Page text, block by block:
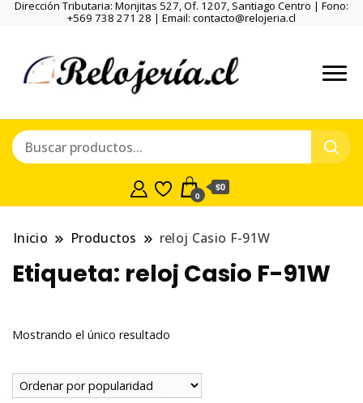
Dirección Tributaria: Monjitas 527, Of. 1207, Santiago Centro | Fono:
+569 738 271 28 | Email: contacto@relojeria.cl
0
$0
Inicio Productos reloj Casio F-91W
Etiqueta: reloj Casio F-91W
Mostrando el único resultado